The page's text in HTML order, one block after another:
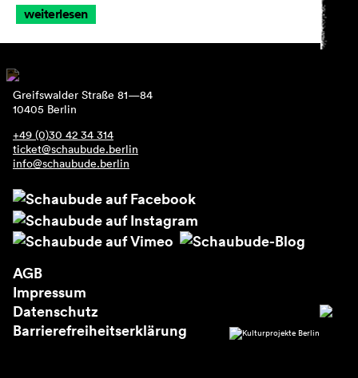
weiterlesen
Greifswalder Straße 81—84
10405 Berlin
+49 (0)30 42 34 314
ticket@schaubude.berlin
info@schaubude.berlin
AGB
Impressum
Datenschutz
Barrierefreiheitserklärung